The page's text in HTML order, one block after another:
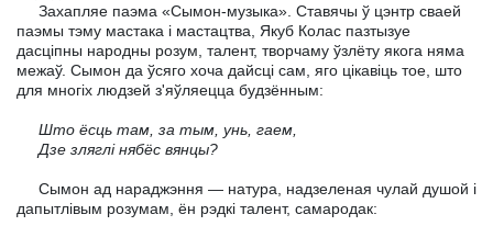
Захапляе паэма «Сымон-музыка». Ставячы ў цэнтр сваей
паэмы тэму мастака і мастацтва, Якуб Колас пазтызуе
дасціпны народны розум, талент, творчаму ўзлёту якога няма
межаў. Сымон да ўсяго хоча дайсці сам, яго цікавіць тое, што
для многіх людзей з'яўляецца будзённым:
Што ёсць там, за тым, унь, гаем,
Дзе зляглі нябёс вянцы?
Сымон ад нараджэння — натура, надзеленая чулай душой і
дапытлівым розумам, ён рэдкі талент, самародак: